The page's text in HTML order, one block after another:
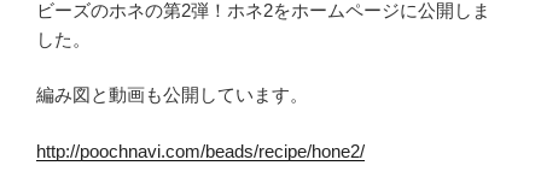
ビーズのホネの第2弾！ホネ2をホームページに公開しま
した。
編み図と動画も公開しています。
http://poochnavi.com/beads/recipe/hone2/